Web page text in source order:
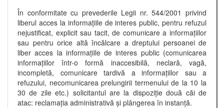
În conformitate cu prevederile Legii nr. 544/2001 privind
liberul acces la informaţiile de interes public, pentru refuzul
nejustificat, explicit sau tacit, de comunicare a informaţiilor
sau pentru orice altă încălcare a dreptului persoanei de
liber acces la informaţiile de interes public (comunicarea
informaţiilor într-o formă inaccesibilă, neclară, vagă,
incompletă, comunicare tardivă a informaţiilor sau a
refuzului, necomunicarea prelungirii termenului de la 10 la
30 de zile etc.) solicitantul are la dispoziţie două căi de
atac: reclamaţia administrativă şi plângerea în instanţă.